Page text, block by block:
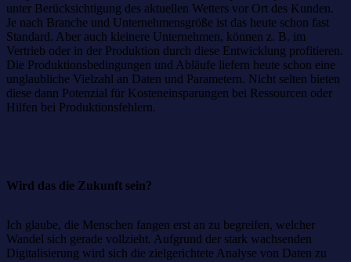
unter Berücksichtigung des aktuellen Wetters vor Ort des Kunden.
Je nach Branche und Unternehmensgröße ist das heute schon fast
Standard. Aber auch kleinere Unternehmen, können z. B. im
Vertrieb oder in der Produktion durch diese Entwicklung profitieren.
Die Produktionsbedingungen und Abläufe liefern heute schon eine
unglaubliche Vielzahl an Daten und Parametern. Nicht selten bieten
diese dann Potenzial für Kosteneinsparungen bei Ressourcen oder
Hilfen bei Produktionsfehlern.
Wird das die Zukunft sein?
Ich glaube, die Menschen fangen erst an zu begreifen, welcher
Wandel sich gerade vollzieht. Aufgrund der stark wachsenden
Digitalisierung wird sich die zielgerichtete Analyse von Daten zu